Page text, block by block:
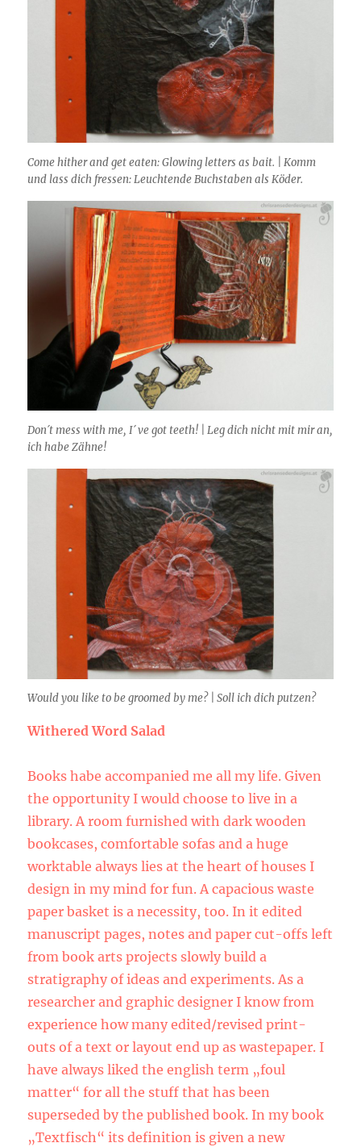
Come hither and get eaten: Glowing letters as bait. | Komm
und lass dich fressen: Leuchtende Buchstaben als Köder.
Don´t mess with me, I´ ve got teeth! | Leg dich nicht mit mir an,
ich habe Zähne!
Would you like to be groomed by me? | Soll ich dich putzen?
Withered Word Salad
Books habe accompanied me all my life. Given
the opportunity I would choose to live in a
library. A room furnished with dark wooden
bookcases, comfortable sofas and a huge
worktable always lies at the heart of houses I
design in my mind for fun. A capacious waste
paper basket is a necessity, too. In it edited
manuscript pages, notes and paper cut-offs left
from book arts projects slowly build a
stratigraphy of ideas and experiments. As a
researcher and graphic designer I know from
experience how many edited/revised print-
outs of a text or layout end up as wastepaper. I
have always liked the english term „foul
matter“ for all the stuff that has been
superseded by the published book. In my book
„Textfisch“ its definition is given a new